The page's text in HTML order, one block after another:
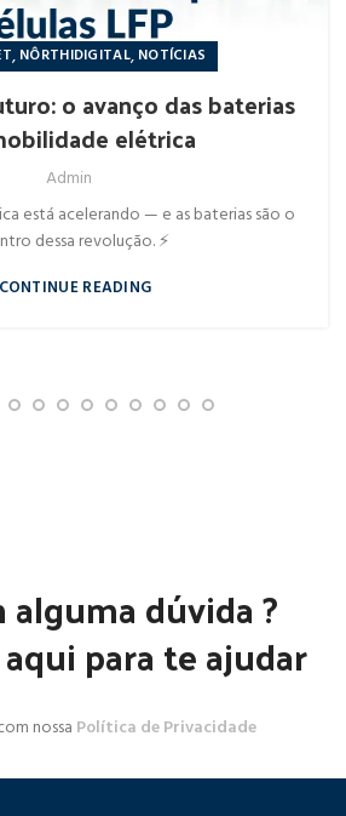
, NÔRTHIDIGITAL, NOTÍCIAS
o avanço das baterias
elétrica
Admin
está acelerando — e as baterias são o
dessa revolução. ⚡
CONTINUE READING
alguma dúvida ?
para te ajudar
nossa Política de Privacidade